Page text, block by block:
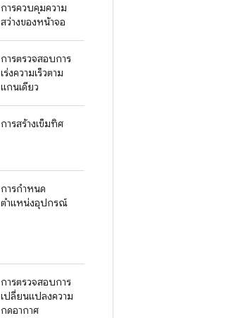
การควบคุมความ
สว่างของหน้าจอ
การตรวจสอบการ
เร่งความเร็วตาม
แกนเดียว
การสร้างเข็มทิศ
การกำหนด
ตำแหน่งอุปกรณ์
การตรวจสอบการ
เปลี่ยนแปลงความ
กดอากาศ